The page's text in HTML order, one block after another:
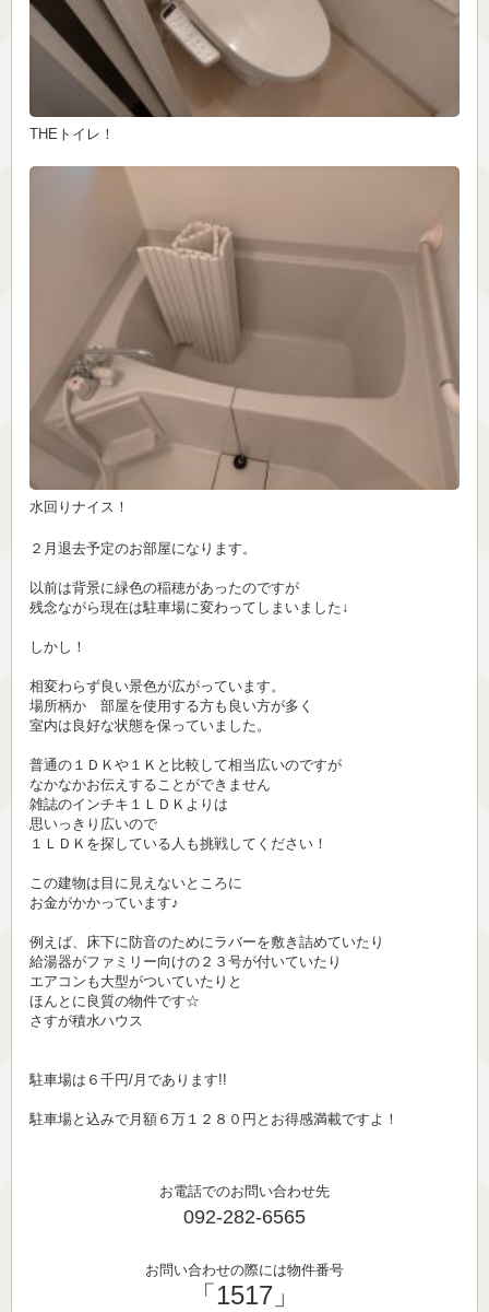
２月退去予定のお部屋になります。
以前は背景に緑色の稲穂があったのですが
残念ながら現在は駐車場に変わってしまいました↓
しかし！
相変わらず良い景色が広がっています。
場所柄か 部屋を使用する方も良い方が多く
室内は良好な状態を保っていました。
普通の１ＤＫや１Ｋと比較して相当広いのですが
なかなかお伝えすることができません
雑誌のインチキ１ＬＤＫよりは
思いっきり広いので
１ＬＤＫを探している人も挑戦してください！
この建物は目に見えないところに
お金がかかっています♪
例えば、床下に防音のためにラバーを敷き詰めていたり
給湯器がファミリー向けの２３号が付いていたり
エアコンも大型がついていたりと
ほんとに良質の物件です☆
さすが積水ハウス
駐車場は６千円/月であります!!
駐車場と込みで月額６万１２８０円とお得感満載ですよ！
お電話でのお問い合わせ先
092-282-6565
お問い合わせの際には物件番号
「1517」
THEトイレ！
水回りナイス！